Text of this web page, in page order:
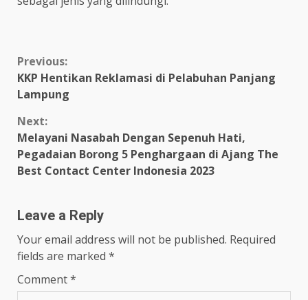
Continue
Reading
Previous:
KKP Hentikan Reklamasi di Pelabuhan Panjang
Lampung
Next:
Melayani Nasabah Dengan Sepenuh Hati,
Pegadaian Borong 5 Penghargaan di Ajang The
Best Contact Center Indonesia 2023
Leave a Reply
Your email address will not be published. Required
fields are marked *
Comment*